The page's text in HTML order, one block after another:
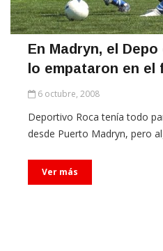
En Madryn, el
lo empataron en el
6 octubre, 2008
Deportivo Roca tenía todo
desde Puerto Madryn, pero
Ver más